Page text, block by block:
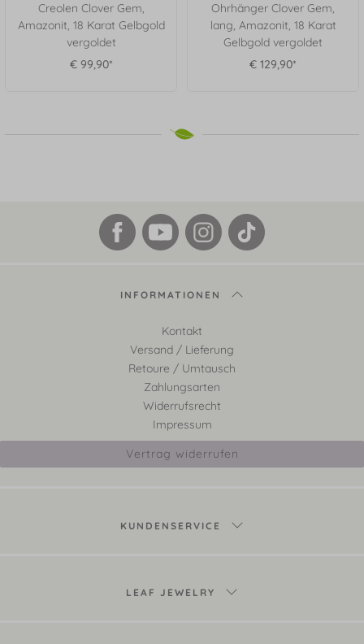
Creolen Clover Gem,
Amazonit, 18 Karat Gelbgold
vergoldet
€ 99,90*
Ohrhänger Clover Gem,
lang, Amazonit, 18 Karat
Gelbgold vergoldet
€ 129,90*
INFORMATIONEN
Kontakt
Versand / Lieferung
Retoure / Umtausch
Zahlungsarten
Widerrufsrecht
Impressum
Vertrag widerrufen
KUNDENSERVICE
LEAF JEWELRY